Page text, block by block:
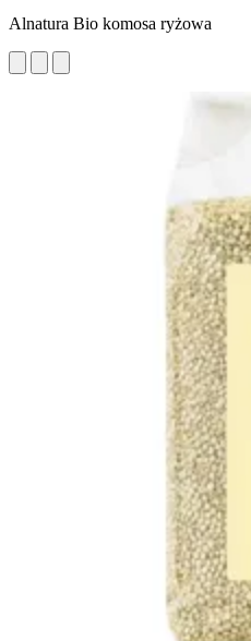
Alnatura Bio komosa ryżowa